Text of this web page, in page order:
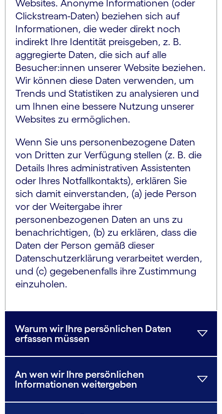
Websites. Anonyme Informationen (oder
Clickstream-Daten) beziehen sich auf
Informationen, die weder direkt noch
indirekt Ihre Identität preisgeben, z. B.
aggregierte Daten, die sich auf alle
Besucher:innen unserer Website beziehen.
Wir können diese Daten verwenden, um
Trends und Statistiken zu analysieren und
um Ihnen eine bessere Nutzung unserer
Websites zu ermöglichen.
Wenn Sie uns personenbezogene Daten
von Dritten zur Verfügung stellen (z. B. die
Details Ihres administrativen Assistenten
oder Ihres Notfallkontakts), erklären Sie
sich damit einverstanden, (a) jede Person
vor der Weitergabe ihrer
personenbezogenen Daten an uns zu
benachrichtigen, (b) zu erklären, dass die
Daten der Person gemäß dieser
Datenschutzerklärung verarbeitet werden,
und (c) gegebenenfalls ihre Zustimmung
einzuholen.
Warum wir Ihre persönlichen Daten
erfassen müssen
An wen wir Ihre persönlichen
Informationen weitergeben